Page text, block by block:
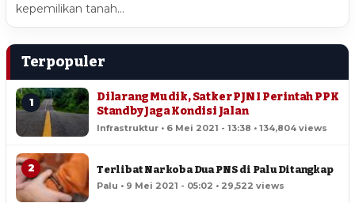
kepemilikan tanah…
Terpopuler
1
Dilarang Mudik, Satker PJN I Perintah PPK
Standby Jaga Kondisi Jalan
Infrastruktur • 6 Mei 2021 - 13:38 • 134,804 views
2 Terlibat Narkoba Dua PNS di Palu Ditangkap
Palu • 9 Mei 2021 - 05:02 • 29,522 views